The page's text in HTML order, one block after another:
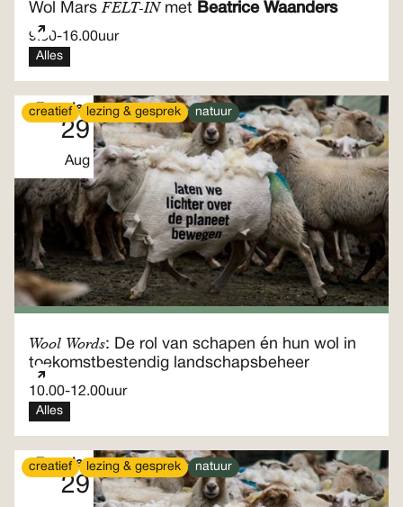
Aug
Wol Mars FELT-IN met Beatrice Waanders
9.30-16.00uur
Alles
Zaterdag
29
Aug
creatief lezing & gesprek natuur
Wool Words: De rol van schapen én hun wol in
toekomstbestendig landschapsbeheer
10.00-12.00uur
Alles
Zaterdag
29
creatief lezing & gesprek natuur